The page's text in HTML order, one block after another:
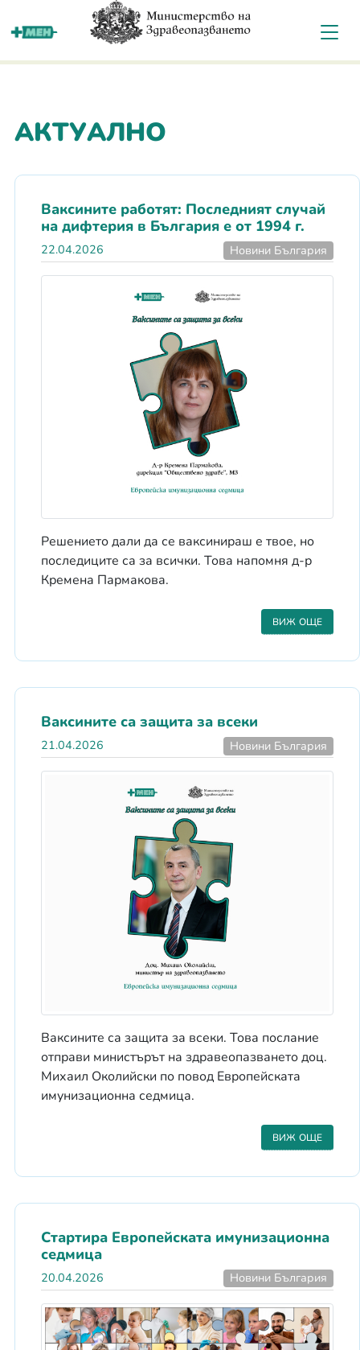
За мен
АКТУАЛНО
Ваксините работят: Последният случай
на дифтерия в България е от 1994 г.
22.04.2026 Новини България
Решението дали да се ваксинираш е твое, но
последиците са за всички. Това напомня д-р
Кремена Пармакова.
ВИЖ ОЩЕ
Ваксините са защита за всеки
21.04.2026 Новини България
Ваксините са защита за всеки. Това послание
отправи министърът на здравеопазването доц.
Михаил Околийски по повод Европейската
имунизационна седмица.
ВИЖ ОЩЕ
Стартира Европейската имунизационна
седмица
20.04.2026 Новини България